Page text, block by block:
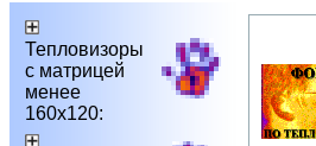
Тепловизоры
с матрицей
менее
160х120: